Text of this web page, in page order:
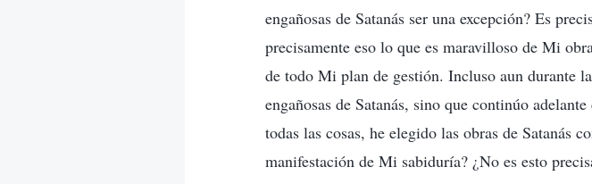
engañosas de Satanás ser una excepción? Es
precisamente eso lo que es maravilloso de Mi
de todo Mi plan de gestión. Incluso aun durante
engañosas de Satanás, sino que continúo
todas las cosas, he elegido las obras de Satanás
manifestación de Mi sabiduría? ¿No es esto